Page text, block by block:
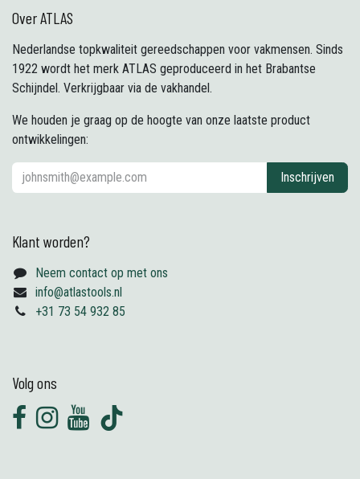
Over ATLAS
Nederlandse topkwaliteit gereedschappen voor vakmensen. Sinds
1922 wordt het merk ATLAS geproduceerd in het Brabantse
Schijndel. Verkrijgbaar via de vakhandel.
We houden je graag op de hoogte van onze laatste product
ontwikkelingen:
Inschrijven
Klant worden?
Neem contact op met ons
info@atlastools.nl
+31 73 54 932 85
Volg ons